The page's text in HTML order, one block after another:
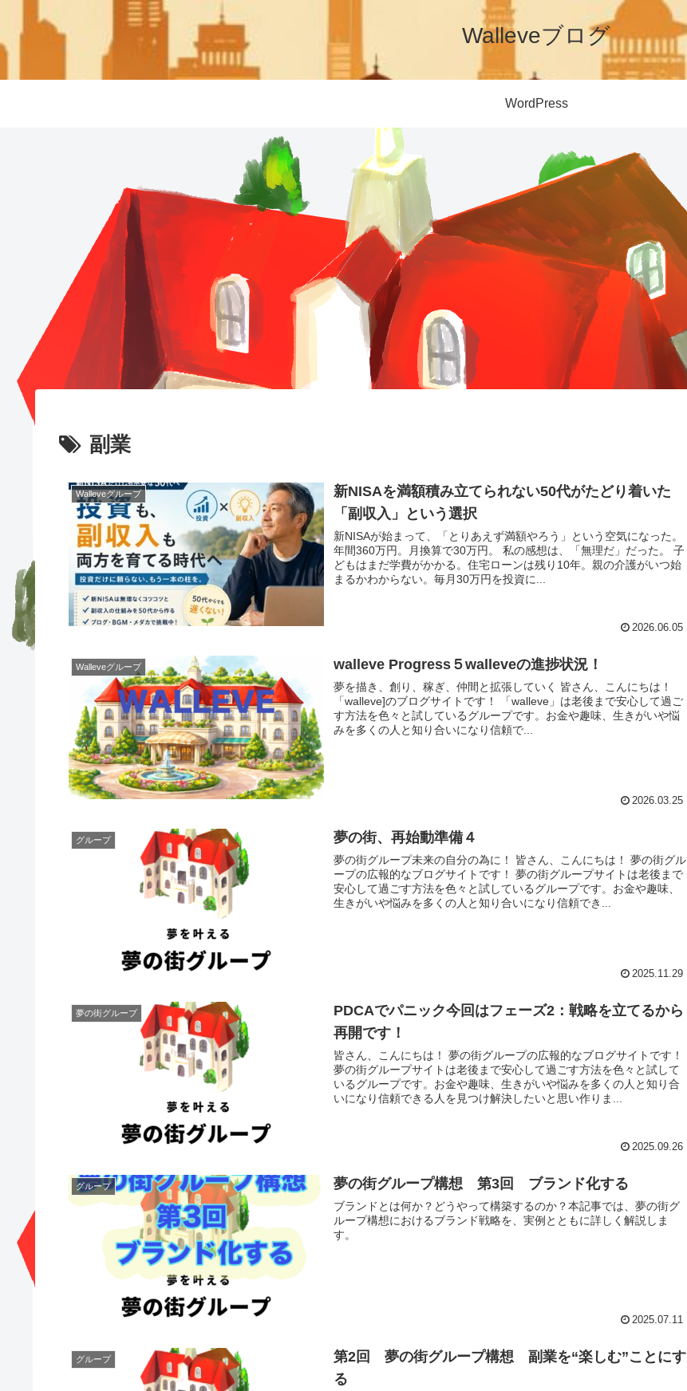
Walleveブログ
WordPress
副業
Walleveグループ
新NISAを満額積み立てられない50代がたどり着いた
「副収入」という選択
新NISAが始まって、「とりあえず満額やろう」という空気になった。
年間360万円。月換算で30万円。 私の感想は、「無理だ」だった。 子
どもはまだ学費がかかる。住宅ローンは残り10年。親の介護がいつ始
まるかわからない。毎月30万円を投資に...
2026.06.05
Walleveグループ walleve Progress５walleveの進捗状況！
夢を描き、創り、稼ぎ、仲間と拡張していく 皆さん、こんにちは！
「walleve]のブログサイトです！ 「walleve」は老後まで安心して過ご
す方法を色々と試しているグループです。お金や趣味、生きがいや悩
みを多くの人と知り合いになり信頼で...
2026.03.25
グループ 夢の街、再始動準備４
夢の街グループ未来の自分の為に！ 皆さん、こんにちは！ 夢の街グル
ープの広報的なブログサイトです！ 夢の街グループサイトは老後まで
安心して過ごす方法を色々と試しているグループです。お金や趣味、
生きがいや悩みを多くの人と知り合いになり信頼でき...
2025.11.29
夢の街グループ
PDCAでパニック今回はフェーズ2：戦略を立てるから
再開です！
皆さん、こんにちは！ 夢の街グループの広報的なブログサイトです！
夢の街グループサイトは老後まで安心して過ごす方法を色々と試して
いるグループです。お金や趣味、生きがいや悩みを多くの人と知り合
いになり信頼できる人を見つけ解決したいと思い作りま...
2025.09.26
グループ 夢の街グループ構想 第3回 ブランド化する
ブランドとは何か？どうやって構築するのか？本記事では、夢の街グ
ループ構想におけるブランド戦略を、実例とともに詳しく解説しま
す。
2025.07.11
グループ
第2回 夢の街グループ構想 副業を“楽しむ”ことにす
る